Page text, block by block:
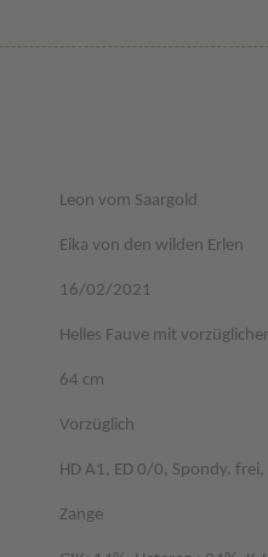
Leon vom Saargold
Eika von den wilden Erlen
16/02/2021
Helles Fauve mit
64 cm
Vorzüglich
HD A1, ED 0/0, Spondy.
Zange